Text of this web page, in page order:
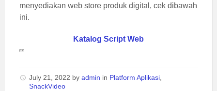
menyediakan web store produk digital, cek dibawah
ini.
Katalog Script Web
July 21, 2022 by admin in Platform Aplikasi,
SnackVideo